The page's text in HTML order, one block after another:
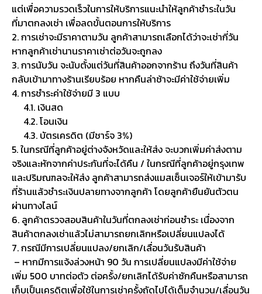
แต่เพื่อความรวดเร็วในการให้บริการแนะนำให้ลูกค้าชำระในวัน
ที่มาตกลงเช่า เพื่อลดขั้นตอนการให้บริการ
2. การเช่าจะมีราคาตามวัน ลูกค้าสามารถเลือกได้ว่าจะเช่ากี่วัน
หากลูกค้าเช่านานราคาเช่าต่อวันจะถูกลง
3. การนับวัน จะนับตั้งแต่วันที่สินค้าออกจากร้าน ถึงวันที่สินค้า
กลับเข้ามาทางร้านเรียบร้อย หากคืนล่าช้าจะมีค่าใช้จ่ายเพิ่ม
4. การชำระค่าใช้จ่ายมี 3 แบบ
4.1. เงินสด
4.2. โอนเงิน
4.3. บัตรเครดิต (มีชาร์จ 3%)
5. ในกรณีที่ลูกค้าอยู่ต่างจังหวัดและให้ส่ง จะบวกเพิ่มค่าส่งตาม
จริงและหักจากค่าประกันที่จะได้คืน / ในกรณีที่ลูกค้าอยู่กรุงเทพ
และปริมณฑลจะให้ส่ง ลูกค้าสามารถส่งแมสเซ็นเจอร์ให้เข้ามารับ
ที่ร้านแล้วชำระเงินปลายทางจากลูกค้า โดยลูกค้ายืนยันตัวตน
ผ่านทางไลน์
6. ลูกค้าตรวจสอบสินค้าในวันที่ตกลงเช่าก่อนชำระ เนื่องจาก
สินค้าตกลงเช่าแล้วไม่สามารถยกเลิกหรือเปลี่ยนแปลงได้
7. กรณีมีการเปลี่ยนแปลง/ยกเลิก/เลื่อนวันรับสินค้า
– หากมีการแจ้งล่วงหน้า 90 วัน การเปลี่ยนแปลงมีค่าใช้จ่าย
เพิ่ม 500 บาทต่อตัว ต่อครั้ง/ยกเลิกได้รับค่าซักคืนหรือสามารถ
เก็บเป็นเครดิตเพื่อใช้ในการเช่าครั้งถัดไปได้เต็มจำนวน/เลื่อนวัน